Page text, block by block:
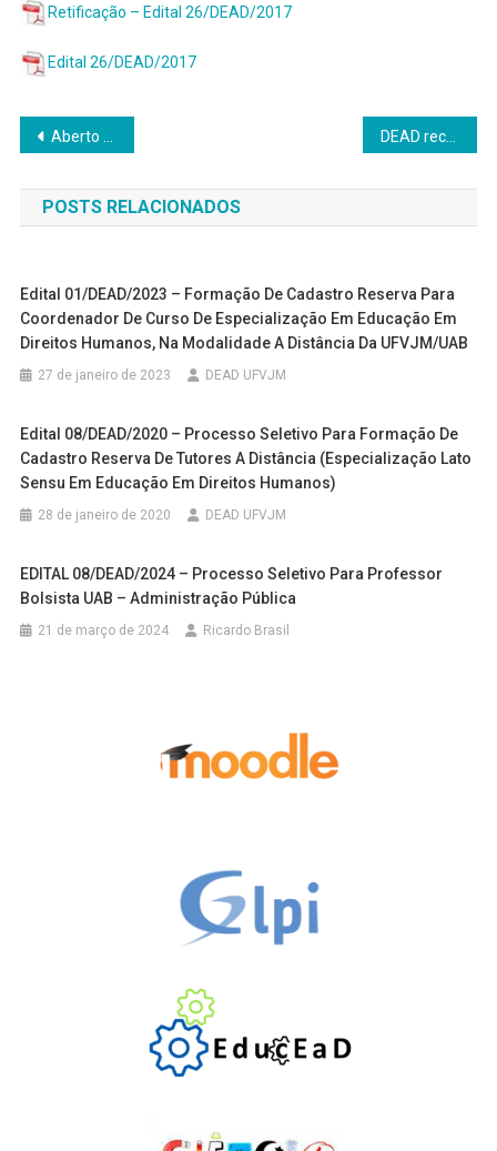
Retificação – Edital 26/DEAD/2017
Edital 26/DEAD/2017
Navegação
de
Post
Aberto prazo para aproveitamento de estudos calouros EaD 2017/2
POSTS RELACIONADOS
Edital 01/DEAD/2023 – Formação De Cadastro Reserva Para
Coordenador De Curso De Especialização Em Educação Em
Direitos Humanos, Na Modalidade A Distância Da UFVJM/UAB
27 de janeiro de 2023 DEAD UFVJM
Edital 08/DEAD/2020 – Processo Seletivo Para Formação De
Cadastro Reserva De Tutores A Distância (Especialização Lato
Sensu Em Educação Em Direitos Humanos)
28 de janeiro de 2020 DEAD UFVJM
EDITAL 08/DEAD/2024 – Processo Seletivo Para Professor
Bolsista UAB – Administração Pública
21 de março de 2024 Ricardo Brasil